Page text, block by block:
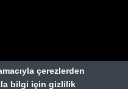
çerezlerden
bilgi için gizlilik